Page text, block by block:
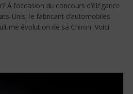
À l’occasion du concours d’élégance
Unis, le fabricant d’automobiles
évolution de sa Chiron. Voici